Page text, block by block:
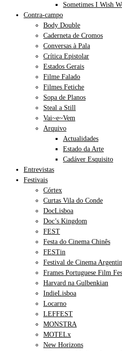
Sometimes I Wish
Contra-campo
Body Double
Caderneta de Cromos
Conversas à Pala
Crítica Epistolar
Estados Gerais
Filme Falado
Filmes Fetiche
Sopa de Planos
Steal a Still
Vai~e~Vem
Arquivo
Actualidades
Estado da Arte
Cadáver Esquisito
Entrevistas
Festivais
Córtex
Curtas Vila do Conde
DocLisboa
Doc’s Kingdom
FEST
Festa do Cinema Chinês
FESTin
Festival de Cinema
Frames Portuguese Film
Harvard na Gulbenkian
IndieLisboa
Locarno
LEFFEST
MONSTRA
MOTELx
New Horizons